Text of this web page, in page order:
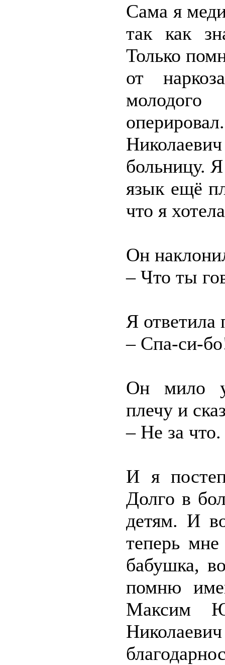
Сама я
так как
Только
от
больницу.
язык ещё
что я
Он
– Что ты
Я ответила
– Спа-си-
Он мило
плечу и
– Не за
И я
Долго в
детям. И
теперь мне
бабушка,
помню
Максим